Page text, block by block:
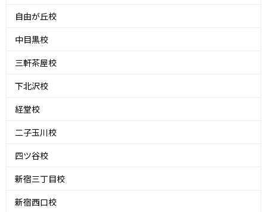
自由が丘校
中目黒校
三軒茶屋校
下北沢校
経堂校
二子玉川校
四ツ谷校
新宿三丁目校
新宿西口校